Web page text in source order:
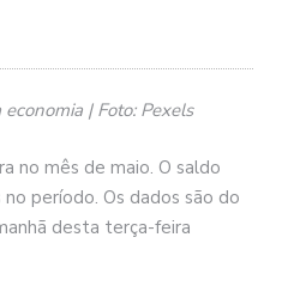
| Foto: Pexels
no mês de maio. O saldo
período. Os dados são do
desta terça-feira